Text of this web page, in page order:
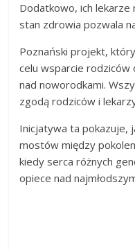
Dodatkowo, ich
stan zdrowia pozwala
Poznański projekt,
celu wsparcie
nad noworodkami.
zgodą rodziców i
Inicjatywa ta pokazuje,
mostów między
kiedy serca różnych
opiece nad